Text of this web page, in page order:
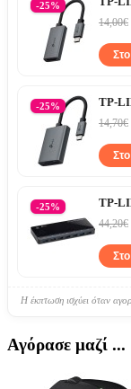
-25%
14,00€
-25% TP-
14,70€
-25% TP-
44,20€
Η έκπτωση ισχύει όταν
Αγόρασε μαζί ...